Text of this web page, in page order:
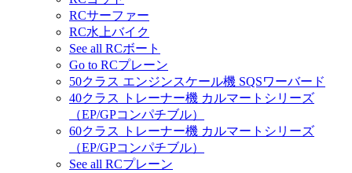
RCサーファー
RC水上バイク
See all RCボート
Go to RCプレーン
50クラス エンジンスケール機 SQSワーバード
40クラス トレーナー機 カルマートシリーズ
（EP/GPコンパチブル）
60クラス トレーナー機 カルマートシリーズ
（EP/GPコンパチブル）
See all RCプレーン